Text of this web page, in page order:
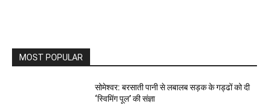
MOST POPULAR
सोमेश्वर: बरसाती पानी से लबालब सड़क के गड्ढों को दी
‘स्विमिंग पूल’ की संज्ञा